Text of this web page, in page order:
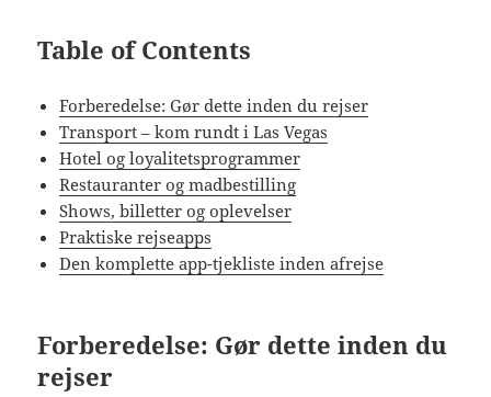
Table of Contents
Forberedelse: Gør dette inden du rejser
Transport – kom rundt i Las Vegas
Hotel og loyalitetsprogrammer
Restauranter og madbestilling
Shows, billetter og oplevelser
Praktiske rejseapps
Den komplette app-tjekliste inden afrejse
Forberedelse: Gør dette inden du
rejser